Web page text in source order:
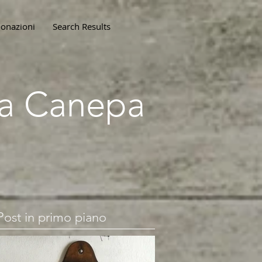
Search Results
Canepa
in primo piano